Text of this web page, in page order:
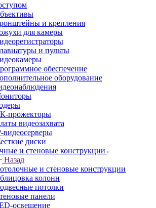
и крепления
для камеры
и пульты
обеспечение
оборудование
прожекторы
видеозахвата
видеосерверы
диски
и стеновые конструкции
Назад
и стеновые конструкции
колонн
потолки
панели
освещение